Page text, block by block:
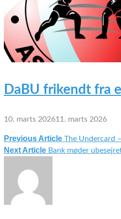
DaBU frikendt fra
10. marts 202611. marts 2026
Previous Article The Undercard
Next Article Bank møder